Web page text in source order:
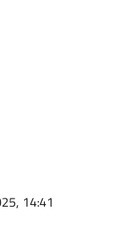
14:41